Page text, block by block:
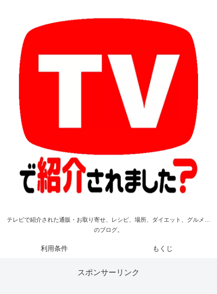
テレビで紹介された通販・お取り寄せ、レシピ、場所、ダイエット、グルメ…
のブログ。
利用条件 もくじ
スポンサーリンク